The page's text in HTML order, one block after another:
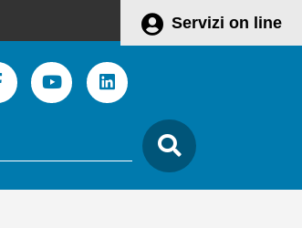
Servizi on line
FacebookYoutubeLinkedin